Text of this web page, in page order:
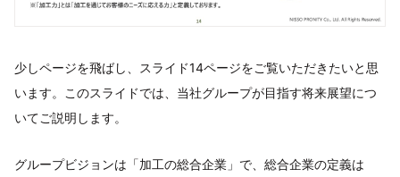
少しページを飛ばし、スライド14ページをご覧いただきたいと思
います。このスライドでは、当社グループが目指す将来展望につ
いてご説明します。
グループビジョンは「加工の総合企業」で、総合企業の定義は